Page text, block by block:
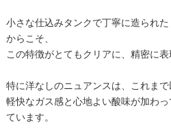
小さな仕込みタンクで丁寧に造られ
からこそ、
この特徴がとてもクリアに、精密に表
特に洋なしのニュアンスは、これまで
軽快なガス感と心地よい酸味が加わ
ています。